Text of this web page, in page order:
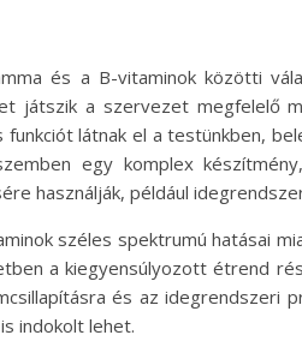
és a B-vitaminok közötti
játszik a szervezet megfelelő
funkciót látnak el a testünkben,
egy komplex
használják, például
széles spektrumú hatásai
a kiegyensúlyozott étrend
és az idegrendszeri
indokolt lehet.